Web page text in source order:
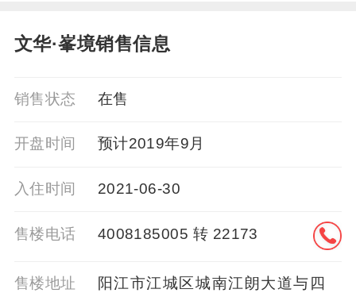
文华·峯境销售信息
销售状态 在售
开盘时间 预计2019年9月
入住时间 2021-06-30
售楼电话 4008185005 转 22173
售楼地址
阳江市江城区城南江朗大道与四